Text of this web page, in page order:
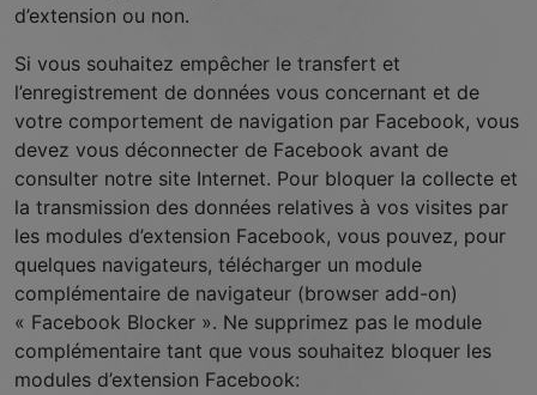
d’extension ou non.
Si vous souhaitez empêcher le transfert et
l’enregistrement de données vous concernant et de
votre comportement de navigation par Facebook, vous
devez vous déconnecter de Facebook avant de
consulter notre site Internet. Pour bloquer la collecte et
la transmission des données relatives à vos visites par
les modules d’extension Facebook, vous pouvez, pour
quelques navigateurs, télécharger un module
complémentaire de navigateur (browser add-on)
« Facebook Blocker ». Ne supprimez pas le module
complémentaire tant que vous souhaitez bloquer les
modules d’extension Facebook: